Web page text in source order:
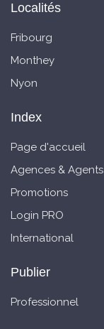
Localités
Fribourg
Monthey
Nyon
Index
Page d'accueil
Agences & Agents
Promotions
Login PRO
International
Publier
Professionnel